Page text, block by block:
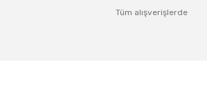
Tüm alışverişlerde